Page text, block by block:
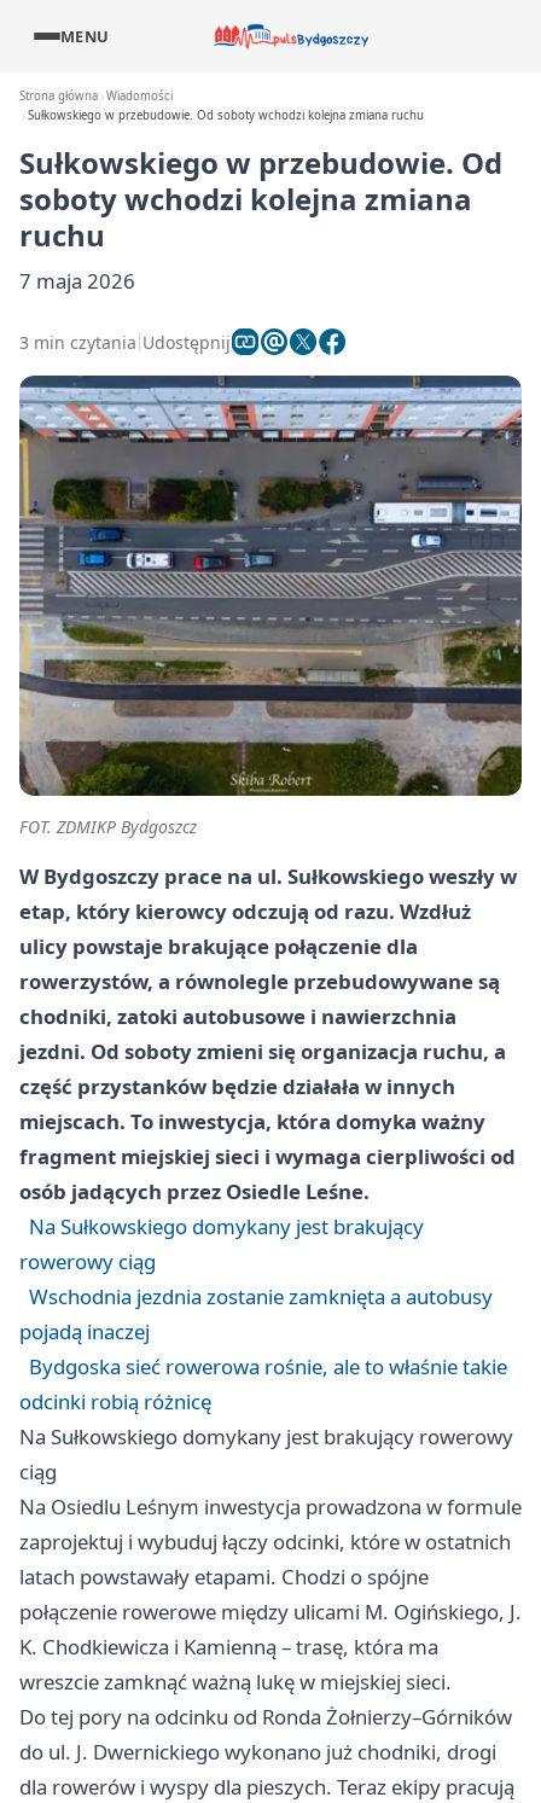
MENU
Strona główna Wiadomości
Sułkowskiego w przebudowie. Od soboty wchodzi kolejna zmiana ruchu
Sułkowskiego w przebudowie. Od
soboty wchodzi kolejna zmiana
ruchu
7 maja 2026
3 min czytania Udostępnij
FOT. ZDMIKP Bydgoszcz
W Bydgoszczy prace na ul. Sułkowskiego weszły w
etap, który kierowcy odczują od razu. Wzdłuż
ulicy powstaje brakujące połączenie dla
rowerzystów, a równolegle przebudowywane są
chodniki, zatoki autobusowe i nawierzchnia
jezdni. Od soboty zmieni się organizacja ruchu, a
część przystanków będzie działała w innych
miejscach. To inwestycja, która domyka ważny
fragment miejskiej sieci i wymaga cierpliwości od
osób jadących przez Osiedle Leśne.
Na Sułkowskiego domykany jest brakujący
rowerowy ciąg
Wschodnia jezdnia zostanie zamknięta a autobusy
pojadą inaczej
Bydgoska sieć rowerowa rośnie, ale to właśnie takie
odcinki robią różnicę
Na Sułkowskiego domykany jest brakujący rowerowy
ciąg
Na Osiedlu Leśnym inwestycja prowadzona w formule
zaprojektuj i wybuduj łączy odcinki, które w ostatnich
latach powstawały etapami. Chodzi o spójne
połączenie rowerowe między ulicami M. Ogińskiego, J.
K. Chodkiewicza i Kamienną – trasę, która ma
wreszcie zamknąć ważną lukę w miejskiej sieci.
Do tej pory na odcinku od Ronda Żołnierzy–Górników
do ul. J. Dwernickiego wykonano już chodniki, drogi
dla rowerów i wyspy dla pieszych. Teraz ekipy pracują